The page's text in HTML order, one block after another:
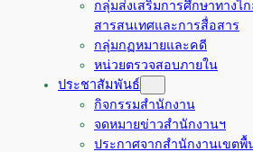
กลุ่มส่งเสริมการศึกษาทางไ
สารสนเทศและการสื่อสาร
กลุ่มกฏหมายและคดี
หน่วยตรวจสอบภายใน
ประชาสัมพันธ์
กิจกรรมสำนักงาน
จดหมายข่าวสำนักงานฯ
ประกาศจากสำนักงานเขตพื้